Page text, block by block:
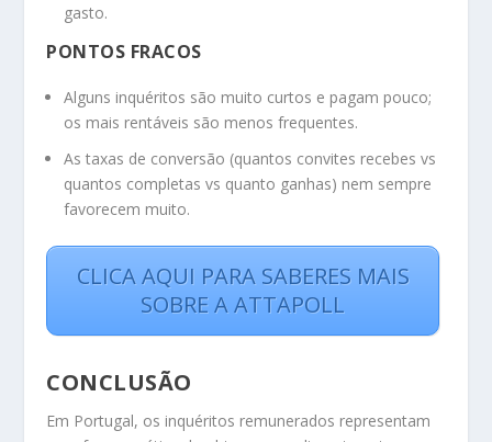
gasto.
PONTOS FRACOS
Alguns inquéritos são muito curtos e pagam pouco;
os mais rentáveis são menos frequentes.
As taxas de conversão (quantos convites recebes vs
quantos completas vs quanto ganhas) nem sempre
favorecem muito.
CLICA AQUI PARA SABERES MAIS
SOBRE A ATTAPOLL
CONCLUSÃO
Em Portugal, os inquéritos remunerados representam